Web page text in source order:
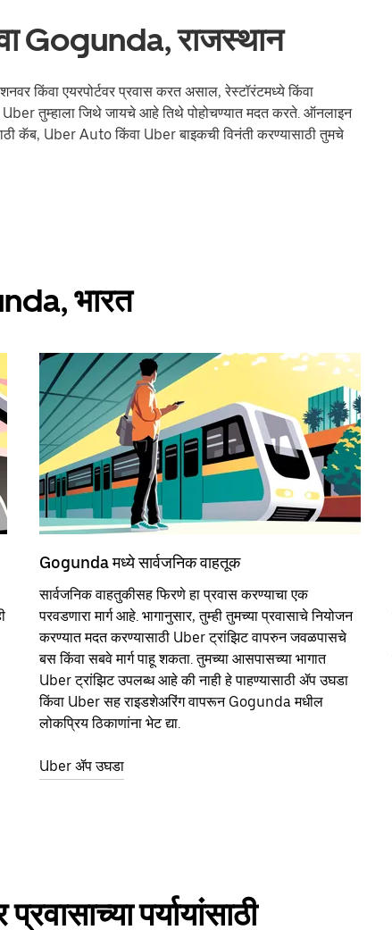
Gogunda, राजस्थान
किंवा एयरपोर्टवर प्रवास करत असाल, रेस्टॉरंटमध्ये किंवा
तुम्हाला जिथे जायचे आहे तिथे पोहोचण्यात मदत करते. ऑनलाइन
कॅब, Uber Auto किंवा Uber बाइकची विनंती करण्यासाठी तुमचे
भारत
Gogunda मध्ये सार्वजनिक वाहतूक
सार्वजनिक वाहतुकीसह फिरणे हा प्रवास करण्याचा एक
परवडणारा मार्ग आहे. भागानुसार, तुम्ही तुमच्या प्रवासाचे नियोजन
करण्यात मदत करण्यासाठी Uber ट्रांझिट वापरुन जवळपासचे
बस किंवा सबवे मार्ग पाहू शकता. तुमच्या आसपासच्या भागात
Uber ट्रांझिट उपलब्ध आहे की नाही हे पाहण्यासाठी ॲप उघडा
किंवा Uber सह राइडशेअरिंग वापरून Gogunda मधील
लोकप्रिय ठिकाणांना भेट द्या.
Uber ॲप उघडा
पर्यायांसाठी